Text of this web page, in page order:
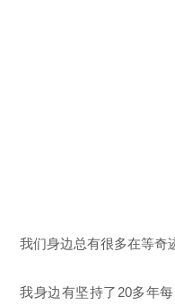
我们身边总有很多在等奇
我身边有坚持了20多年